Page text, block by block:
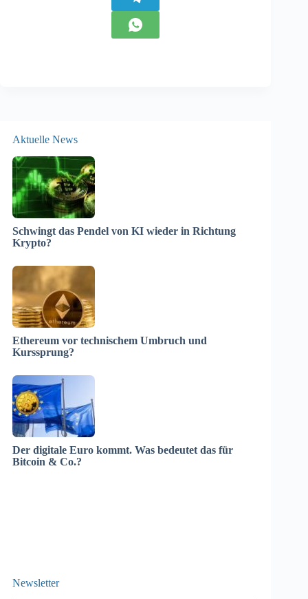
Aktuelle News
Schwingt das Pendel von KI wieder in Richtung
Krypto?
Ethereum vor technischem Umbruch und
Kurssprung?
Der digitale Euro kommt. Was bedeutet das für
Bitcoin & Co.?
Newsletter